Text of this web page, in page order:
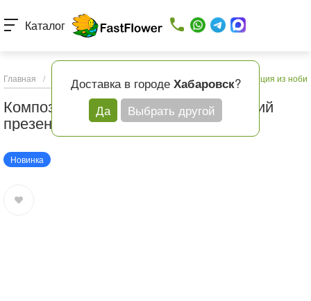
Доставка в городе Хабаровск?
Да
Выбрать другой
Каталог
Главная / Каталог товаров Букеты с доставкой Композиция из
Композиция из нобилиса "Новогодний
презент"
Новинка